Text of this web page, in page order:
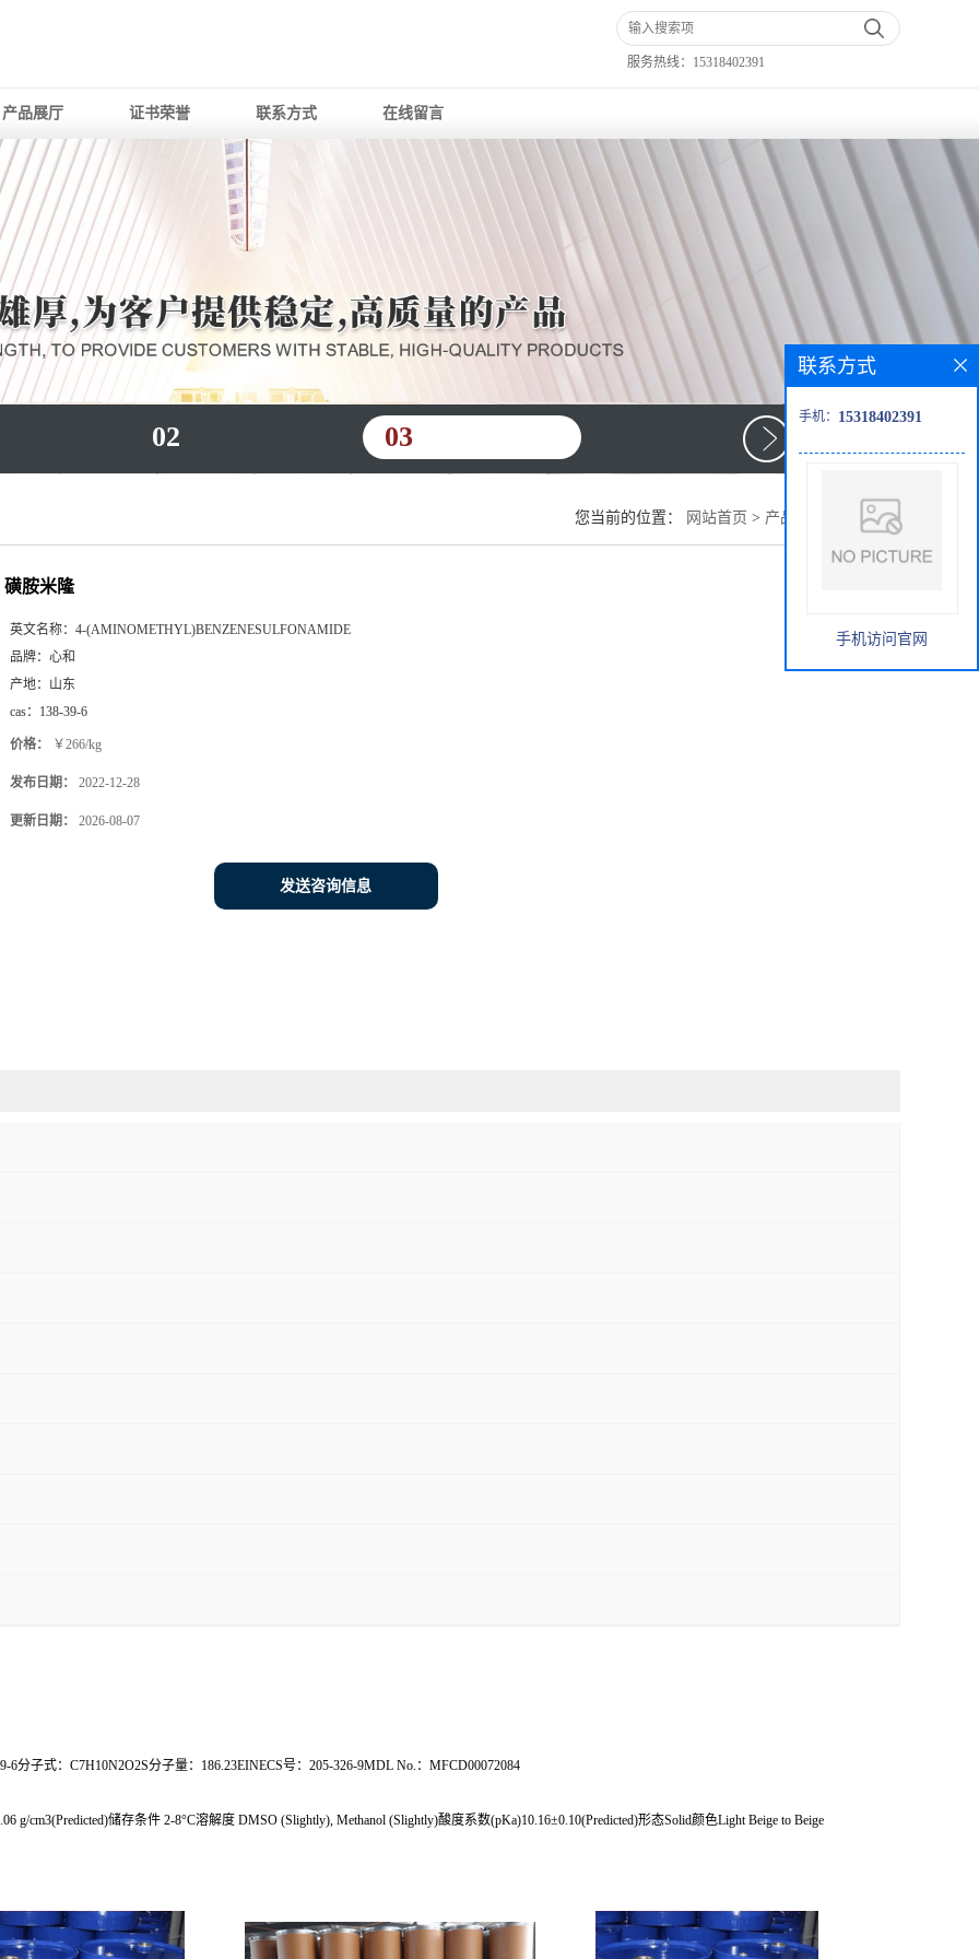
服务热线： 15318402391
产品展厅 证书荣誉 联系方式 在线留言
02 03
您当前的位置： 网站首页 > 产品展厅 磺胺米隆
磺胺米隆
英文名称： 4-(AMINOMETHYL)BENZENESULFONAMIDE
品牌： 心和
产地： 山东
cas： 138-39-6
价格： ￥266/kg
发布日期： 2022-12-28
更新日期： 2026-08-07
发送咨询信息
子式：C7H10N2O2S分子量：186.23EINECS号：205-326-9MDL No.：MFCD00072084
g/cm3(Predicted)储存条件 2-8°C溶解度 DMSO (Slightly), Methanol (Slightly)酸度系数(pKa)10.16±0.10(Predicted)形态Solid颜色Light Beige to Beige
联系方式
手机： 15318402391
手机访问官网